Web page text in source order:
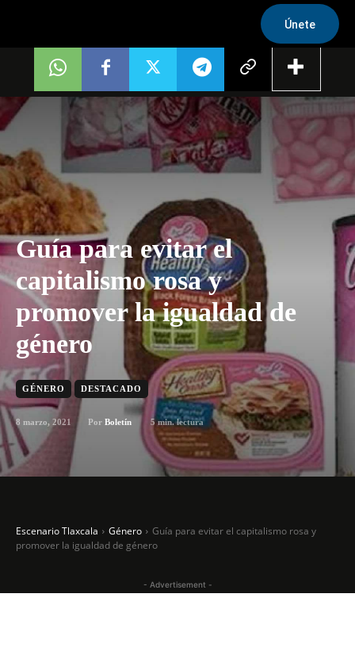
Únete
Guía para evitar el
capitalismo rosa y
promover la igualdad de
género
GÉNERO DESTACADO
8 marzo, 2021 Por Boletín 5min. lectura
Escenario Tlaxcala Género
Guía para evitar el capitalismo rosa y
promover la igualdad de género
- Advertisement -